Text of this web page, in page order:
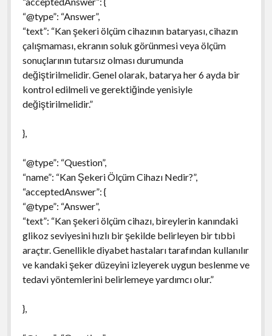
“@type”: “Answer”,
“text”: “Kan şekeri ölçüm cihazının bataryası, cihazın
çalışmaması, ekranın soluk görünmesi veya ölçüm
sonuçlarının tutarsız olması durumunda
değiştirilmelidir. Genel olarak, batarya her 6 ayda bir
kontrol edilmeli ve gerektiğinde yenisiyle
değiştirilmelidir.”
},
“@type”: “Question”,
“name”: “Kan Şekeri Ölçüm Cihazı Nedir?”,
“acceptedAnswer”: {
“@type”: “Answer”,
“text”: “Kan şekeri ölçüm cihazı, bireylerin kanındaki
glikoz seviyesini hızlı bir şekilde belirleyen bir tıbbi
araçtır. Genellikle diyabet hastaları tarafından kullanılır
ve kandaki şeker düzeyini izleyerek uygun beslenme ve
tedavi yöntemlerini belirlemeye yardımcı olur.”
},